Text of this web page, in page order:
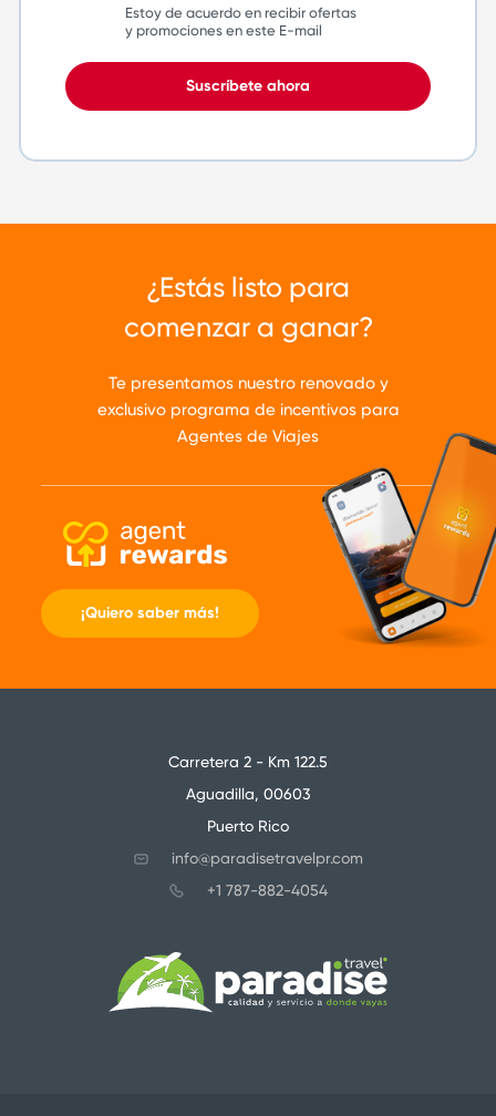
Estoy de acuerdo en recibir ofertas
y promociones en este E-mail
Suscríbete ahora
¿Estás listo para
comenzar a ganar?
Te presentamos nuestro renovado y
exclusivo programa de incentivos para
Agentes de Viajes
¡Quiero saber más!
Carretera 2 - Km 122.5
Aguadilla, 00603
Puerto Rico
info@paradisetravelpr.com
+1 787-882-4054